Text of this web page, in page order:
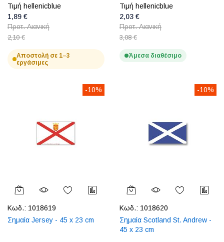
Τιμή hellenicblue
1,89 €
Προτ. Λιανική
2,10 €
Αποστολή σε 1–3
εργάσιμες
Τιμή hellenicblue
2,03 €
Προτ. Λιανική
3,08 €
Άμεσα διαθέσιμο
-10%
Κωδ.: 1018619
Σημαία Jersey - 45 x 23 cm
-10%
Κωδ.: 1018620
Σημαία Scotland St. Andrew -
45 x 23 cm